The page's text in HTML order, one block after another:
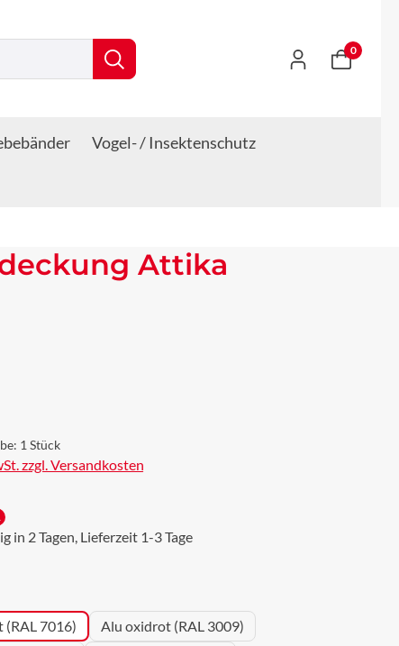
0
Vogel- / Insektenschutz
Attika
1 Stück
zzgl. Versandkosten
in 2 Tagen, Lieferzeit 1-3 Tage
7016)
Alu oxidrot (RAL 3009)